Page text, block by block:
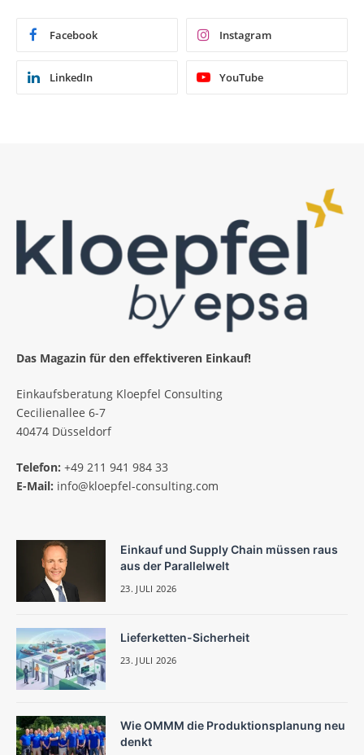
Facebook Instagram
LinkedIn YouTube
Das Magazin für den effektiveren Einkauf!
Einkaufsberatung Kloepfel Consulting
Cecilienallee 6-7
40474 Düsseldorf
Telefon: +49 211 941 984 33
E-Mail: info@kloepfel-consulting.com
Einkauf und Supply Chain müssen raus
aus der Parallelwelt
23. JULI 2026
Lieferketten-Sicherheit
23. JULI 2026
Wie OMMM die Produktionsplanung neu
denkt